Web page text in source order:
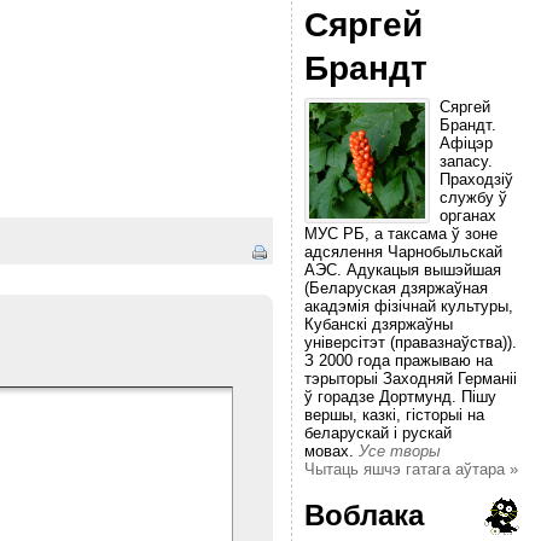
Сяргей
Брандт
Сяргей
Брандт.
Афіцэр
запасу.
Праходзіў
службу ў
органах
МУС РБ, а таксама ў зоне
адсялення Чарнобыльскай
АЭС. Адукацыя вышэйшая
(Беларуская дзяржаўная
акадэмія фізічнай культуры,
Кубанскі дзяржаўны
універсітэт (правазнаўства)).
З 2000 года пражываю на
тэрыторыі Заходняй Германіі
ў горадзе Дортмунд. Пішу
вершы, казкі, гісторыі на
беларускай і рускай
мовах. Усе творы
Чытаць яшчэ гатага аўтара »
Воблака